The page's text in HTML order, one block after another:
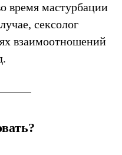
время мастурбации
сексолог
взаимоотношений